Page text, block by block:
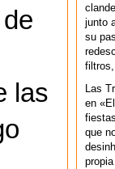
las
junto
su
filtros,
Las
en
que